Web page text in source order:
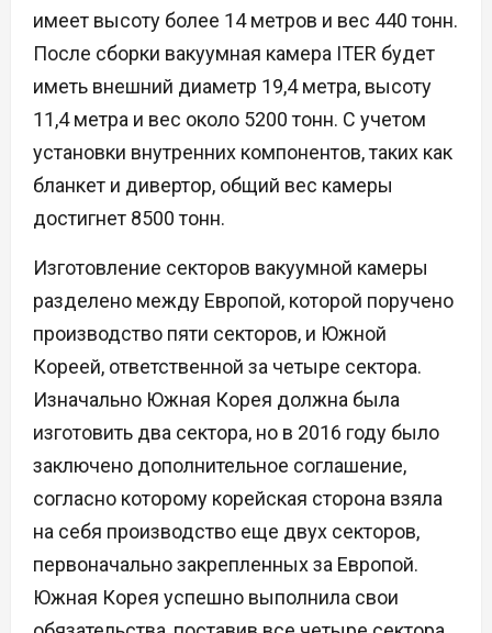
имеет высоту более 14 метров и вес 440 тонн.
После сборки вакуумная камера ITER будет
иметь внешний диаметр 19,4 метра, высоту
11,4 метра и вес около 5200 тонн. С учетом
установки внутренних компонентов, таких как
бланкет и дивертор, общий вес камеры
достигнет 8500 тонн.
Изготовление секторов вакуумной камеры
разделено между Европой, которой поручено
производство пяти секторов, и Южной
Кореей, ответственной за четыре сектора.
Изначально Южная Корея должна была
изготовить два сектора, но в 2016 году было
заключено дополнительное соглашение,
согласно которому корейская сторона взяла
на себя производство еще двух секторов,
первоначально закрепленных за Европой.
Южная Корея успешно выполнила свои